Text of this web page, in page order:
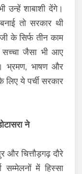
उन्हें शाबाशी देंगे।
तो सरकार थी
के सिर्फ तीन काम
जैसा भी आए
भ्रमण, भाषण और
ये पर्ची सरकार
ने
और चित्तौड़गढ़ दौरे
सम्मेलनों में हिस्सा